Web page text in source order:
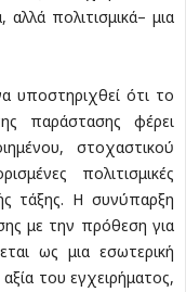
πολιτισμικά– μια
υποστηριχθεί ότι το
παράστασης φέρει
στοχαστικού
πολιτισμικές
τάξης. Η συνύπαρξη
με την πρόθεση για
ως μια εσωτερική
του εγχειρήματος,